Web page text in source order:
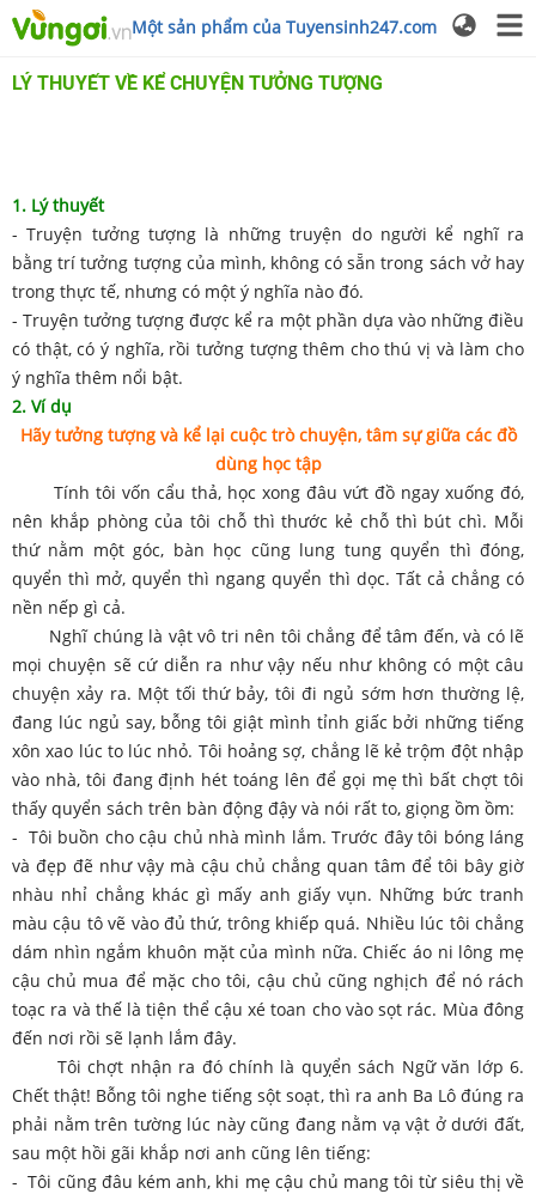
Một sản phẩm của Tuyensinh247.com
LÝ THUYẾT VỀ KỂ CHUYỆN TƯỞNG TƯỢNG
1. Lý thuyết
- Truyện tưởng tượng là những truyện do người kể nghĩ ra
bằng trí tưởng tượng của mình, không có sẵn trong sách vở hay
trong thực tế, nhưng có một ý nghĩa nào đó.
- Truyện tưởng tượng được kể ra một phần dựa vào những điều
có thật, có ý nghĩa, rồi tưởng tượng thêm cho thú vị và làm cho
ý nghĩa thêm nổi bật.
2. Ví dụ
Hãy tưởng tượng và kể lại cuộc trò chuyện, tâm sự giữa các đồ
dùng học tập
Tính tôi vốn cẩu thả, học xong đâu vứt đồ ngay xuống đó,
nên khắp phòng của tôi chỗ thì thước kẻ chỗ thì bút chì. Mỗi
thứ nằm một góc, bàn học cũng lung tung quyển thì đóng,
quyển thì mở, quyển thì ngang quyển thì dọc. Tất cả chẳng có
nền nếp gì cả.
Nghĩ chúng là vật vô tri nên tôi chẳng để tâm đến, và có lẽ
mọi chuyện sẽ cứ diễn ra như vậy nếu như không có một câu
chuyện xảy ra. Một tối thứ bảy, tôi đi ngủ sớm hơn thường lệ,
đang lúc ngủ say, bỗng tôi giật mình tỉnh giấc bởi những tiếng
xôn xao lúc to lúc nhỏ. Tôi hoảng sợ, chẳng lẽ kẻ trộm đột nhập
vào nhà, tôi đang định hét toáng lên để gọi mẹ thì bất chợt tôi
thấy quyển sách trên bàn động đậy và nói rất to, giọng ồm ồm:
- Tôi buồn cho cậu chủ nhà mình lắm. Trước đây tôi bóng láng
và đẹp đẽ như vậy mà cậu chủ chẳng quan tâm để tôi bây giờ
nhàu nhỉ chẳng khác gì mấy anh giấy vụn. Những bức tranh
màu cậu tô vẽ vào đủ thứ, trông khiếp quá. Nhiều lúc tôi chẳng
dám nhìn ngắm khuôn mặt của mình nữa. Chiếc áo ni lông mẹ
cậu chủ mua để mặc cho tôi, cậu chủ cũng nghịch để nó rách
toạc ra và thế là tiện thể cậu xé toan cho vào sọt rác. Mùa đông
đến nơi rồi sẽ lạnh lắm đây.
Tôi chợt nhận ra đó chính là quỵển sách Ngữ văn lớp 6.
Chết thật! Bỗng tôi nghe tiếng sột soạt, thì ra anh Ba Lô đúng ra
phải nằm trên tường lúc này cũng đang nằm vạ vật ở dưới đất,
sau một hồi gãi khắp nơi anh cũng lên tiếng:
- Tôi cũng đâu kém anh, khi mẹ cậu chủ mang tôi từ siêu thị về